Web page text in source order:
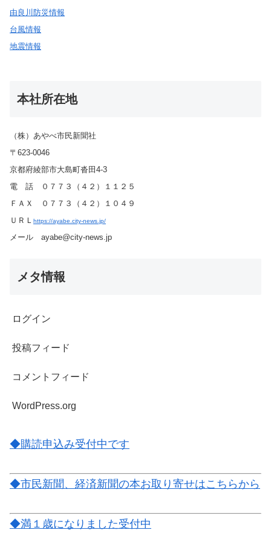
由良川防災情報
台風情報
地震情報
本社所在地
（株）あやべ市民新聞社
〒623-0046
京都府綾部市大島町沓田4-3
電 話 ０７７３（４２）１１２５
ＦＡＸ ０７７３（４２）１０４９
ＵＲＬ
https://ayabe.city-news.jp/
メール ayabe@city-news.jp
メタ情報
ログイン
投稿フィード
コメントフィード
WordPress.org
◆購読申込み受付中です
◆市民新聞、経済新聞の本お取り寄せはこちらから
◆満１歳になりました受付中